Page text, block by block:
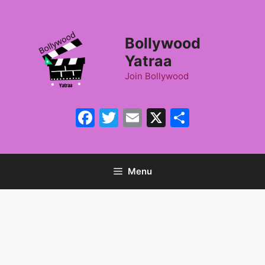
Bollywood
Yatraa
Join Bollywood
Facebook
Twitter
Email
X
Menu